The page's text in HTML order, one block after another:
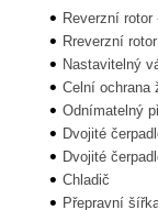
Reverzní
Rreverzní
Nastavitelný
Celní ochrana
Odnímatelný
Dvojité
Dvojité
Chladič
Přepravní